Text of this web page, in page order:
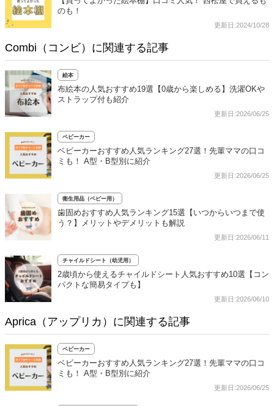
のも！
更新日:2024/10/28
Combi（コンビ）に関連する記事
絵本
布絵本の人気おすすめ19選【0歳から楽しめる】洗濯OKや
ストラップ付も紹介
更新日:2026/06/25
ベビーカー
ベビーカーおすすめ人気ランキング27選！先輩ママの口コ
ミも！ A型・B型別に紹介
更新日:2026/06/25
衛生用品（ベビー用）
歯固めおすすめ人気ランキング15選【いつからいつまで使
う？】メリットやデメリットも解説
更新日:2026/06/11
チャイルドシート（幼児用）
2歳頃から使えるチャイルドシート人気おすすめ10選【コン
パクトな簡易タイプも】
更新日:2026/06/10
Aprica（アップリカ）に関連する記事
ベビーカー
ベビーカーおすすめ人気ランキング27選！先輩ママの口コ
ミも！ A型・B型別に紹介
更新日:2026/06/25